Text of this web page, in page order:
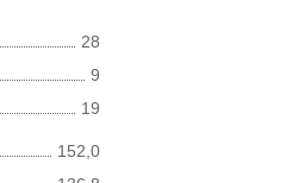
28
9
19
152,0